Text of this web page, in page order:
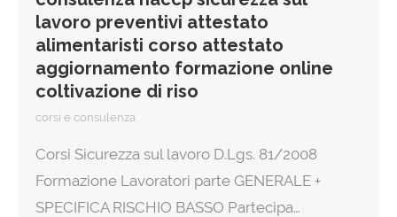
lavoro preventivi attestato
alimentaristi corso attestato
aggiornamento formazione online
coltivazione di riso
corsi e consulenza
Corsi Sicurezza sul lavoro D.Lgs. 81/2008
Formazione Lavoratori parte GENERALE +
SPECIFICA RISCHIO BASSO Partecipa…